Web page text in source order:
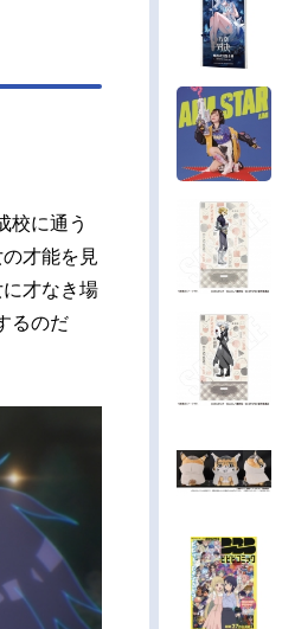
か」
名アサ
エリー
ト：
音ミュ
ール：
：森川
こキ
校に通う
才能を見
才なき場
るのだ